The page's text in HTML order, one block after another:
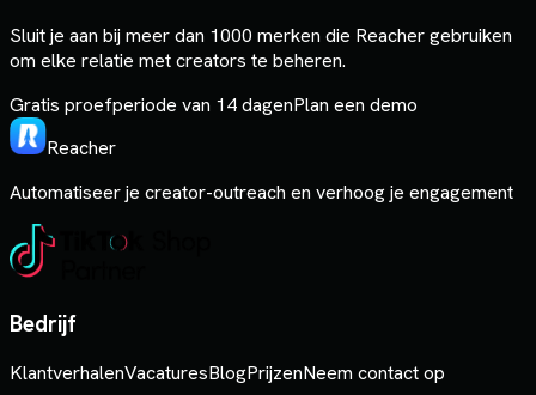
Sluit je aan bij meer dan 1000 merken die Reacher gebruiken
om elke relatie met creators te beheren.
Gratis proefperiode van 14 dagenPlan een demo
Reacher
Automatiseer je creator-outreach en verhoog je engagement
Bedrijf
KlantverhalenVacaturesBlogPrijzenNeem contact op